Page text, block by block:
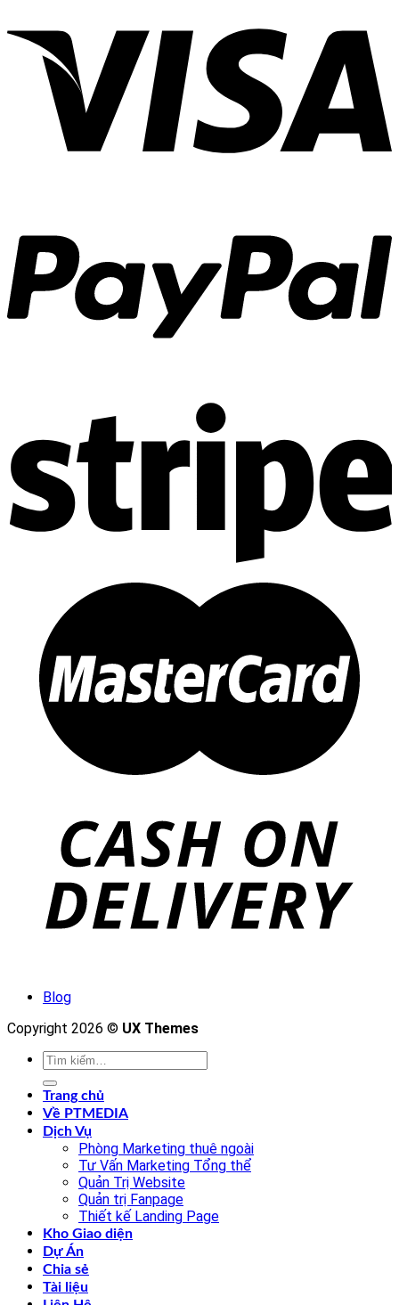
Blog
Copyright 2026 © UX Themes
Tìm
kiếm:
Trang chủ
Về PTMEDIA
Dịch Vụ
Phòng Marketing thuê ngoài
Tư Vấn Marketing Tổng thể
Quản Trị Website
Quản trị Fanpage
Thiết kế Landing Page
Kho Giao diện
Dự Án
Chia sẻ
Tài liệu